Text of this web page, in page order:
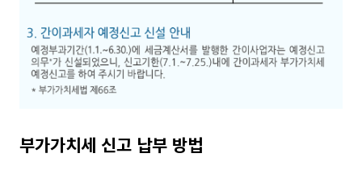
부가가치세 신고 납부 방법